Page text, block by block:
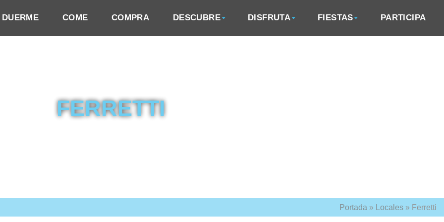
DUERME COME COMPRA DESCUBRE DISFRUTA FIESTAS PARTICIPA
FERRETTI
Portada » Locales » Ferretti